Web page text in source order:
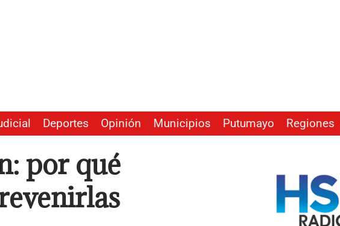
Deportes Opinión Municipios Putumayo Regiones
por qué